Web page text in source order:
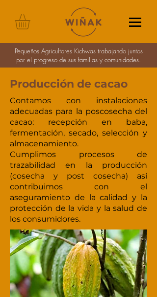
Pequeños Agricultores Kichwas trabajando juntos
por el progreso de sus familias y comunidades.
Producción de cacao
Contamos con instalaciones
adecuadas para la poscosecha del
cacao: recepción en baba,
fermentación, secado, selección y
almacenamiento.
Cumplimos procesos de
trazabilidad en la producción
(cosecha y post cosecha) así
contribuimos con el
aseguramiento de la calidad y la
protección de la vida y la salud de
los consumidores.